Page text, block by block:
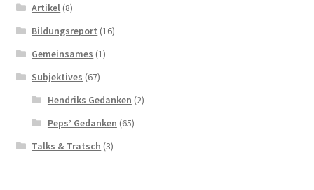
Artikel (8)
Bildungsreport (16)
Gemeinsames (1)
Subjektives (67)
Hendriks Gedanken (2)
Peps’ Gedanken (65)
Talks & Tratsch (3)